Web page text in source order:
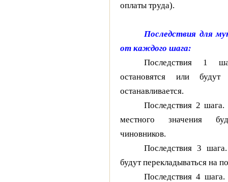
оплаты труда).
Последствия для
от каждого шага:
Последствия 1
остановятся или будут
останавливается.
Последствия 2
местного значения
чиновников.
Последствия 3
будут перекладываться на
Последствия 4